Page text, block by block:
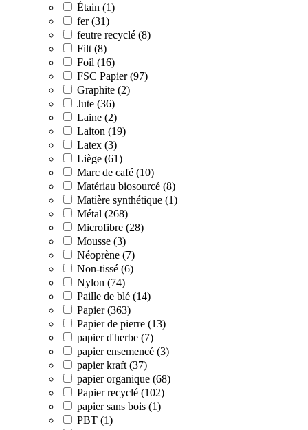
Étain (1)
fer (31)
feutre recyclé (8)
Filt (8)
Foil (16)
FSC Papier (97)
Graphite (2)
Jute (36)
Laine (2)
Laiton (19)
Latex (3)
Liège (61)
Marc de café (10)
Matériau biosourcé (8)
Matière synthétique (1)
Métal (268)
Microfibre (28)
Mousse (3)
Néoprène (7)
Non-tissé (6)
Nylon (74)
Paille de blé (14)
Papier (363)
Papier de pierre (13)
papier d'herbe (7)
papier ensemencé (3)
papier kraft (37)
papier organique (68)
Papier recyclé (102)
papier sans bois (1)
PBT (1)